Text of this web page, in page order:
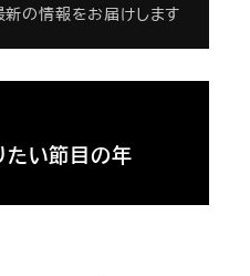
新の情報をお届けします
たい節目の年